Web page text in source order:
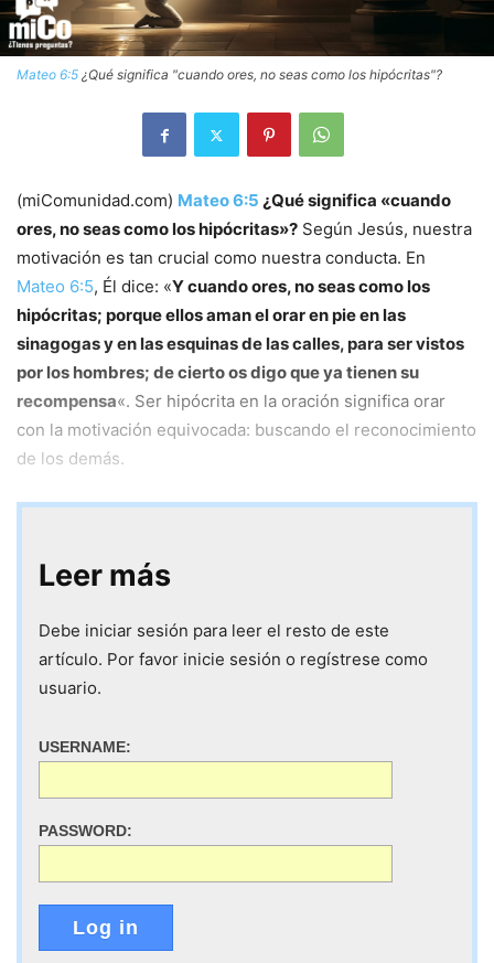
Mateo 6:5 ¿Qué significa "cuando ores, no seas como los hipócritas"?
(miComunidad.com) Mateo 6:5 ¿Qué significa «cuando
ores, no seas como los hipócritas»? Según Jesús, nuestra
motivación es tan crucial como nuestra conducta. En
Mateo 6:5, Él dice: «Y cuando ores, no seas como los
hipócritas; porque ellos aman el orar en pie en las
sinagogas y en las esquinas de las calles, para ser vistos
por los hombres; de cierto os digo que ya tienen su
recompensa«. Ser hipócrita en la oración significa orar
con la motivación equivocada: buscando el reconocimiento
de los demás.
Leer más
Debe iniciar sesión para leer el resto de este
artículo. Por favor inicie sesión o regístrese como
usuario.
USERNAME:
PASSWORD:
Log in